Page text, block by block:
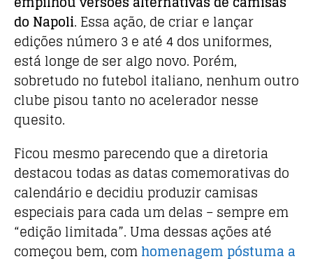
do Napoli. Essa ação, de criar e lançar
edições número 3 e até 4 dos uniformes,
está longe de ser algo novo. Porém,
sobretudo no futebol italiano, nenhum outro
clube pisou tanto no acelerador nesse
quesito.
Ficou mesmo parecendo que a diretoria
destacou todas as datas comemorativas do
calendário e decidiu produzir camisas
especiais para cada um delas – sempre em
“edição limitada”. Uma dessas ações até
começou bem, comhomenagem póstuma a